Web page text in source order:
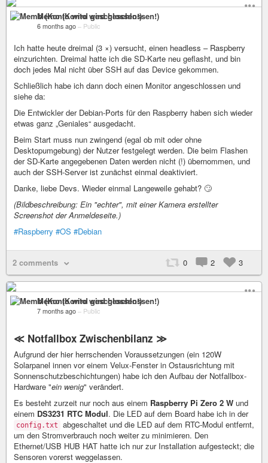
Memo (Konto wird geschlossen!)
6 months ago – Public
Ich hatte heute dreimal (3 ×) versucht, einen headless – Raspberry
einzurichten. Dreimal hatte ich die SD-Karte neu geflasht, und bin
doch jedes Mal nicht über SSH auf das Device gekommen.
Schließlich habe ich dann doch einen Monitor angeschlossen und
siehe da:
Die Entwickler der Debian-Ports für den Raspberry haben sich wieder
etwas ganz „Geniales“ ausgedacht.
Beim Start muss nun zwingend (egal ob mit oder ohne
Desktopumgebung) der Nutzer festgelegt werden. Die beim Flashen
der SD-Karte angegebenen Daten werden nicht (!) übernommen, und
auch der SSH-Server ist zunächst einmal deaktiviert.
Danke, liebe Devs. Wieder einmal Langeweile gehabt? 🙄
(Bildbeschreibung: Ein "echter", mit einer Kamera erstellter
Screenshot der Anmeldeseite.)
#Raspberry #OS #Debian
2 comments 0 2 3
Memo (Konto wird geschlossen!)
7 months ago – Public
≪ Notfallbox Zwischenbilanz ≫
Aufgrund der hier herrschenden Voraussetzungen (ein 120W
Solarpanel innen vor einem Velux-Fenster in Ostausrichtung mit
Sonnenschutzbeschichtungen) habe ich den Aufbau der Notfallbox-
Hardware "ein wenig" verändert.
Es besteht zurzeit nur noch aus einem Raspberry Pi Zero 2 W und
einem DS3231 RTC Modul. Die LED auf dem Board habe ich in der
config.txt
abgeschaltet und die LED auf dem RTC-Modul entfernt,
um den Stromverbrauch noch weiter zu minimieren. Den
Ethernet/USB HUB HAT hatte ich nur zur Installation aufgesteckt; die
Sensoren vorerst weggelassen.